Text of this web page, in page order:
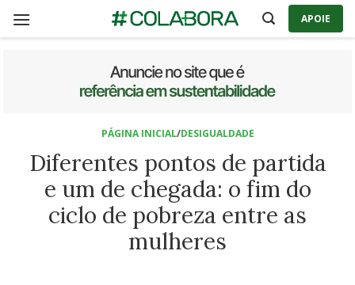
APOIE
PÁGINA INICIAL/DESIGUALDADE
Diferentes pontos de partida
e um de chegada: o fim do
ciclo de pobreza entre as
mulheres